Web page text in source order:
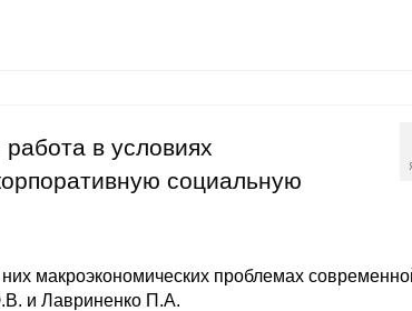
в условиях
социальную
макроэкономических проблемах
и Лавриненко П.А.